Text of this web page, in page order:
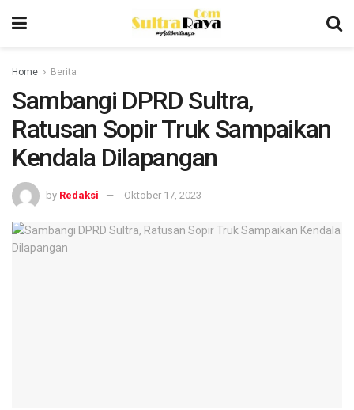
Home Berita
Sambangi DPRD Sultra,
Ratusan Sopir Truk Sampaikan
Kendala Dilapangan
by Redaksi Oktober 17, 2023